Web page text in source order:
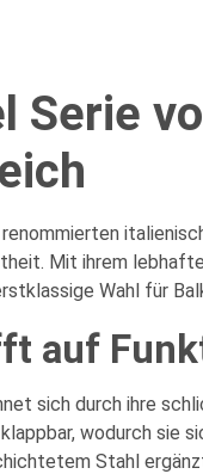
Serie
Mit ihrem
Wahl für
auf
sich durch ihre
wodurch sie
Stahl